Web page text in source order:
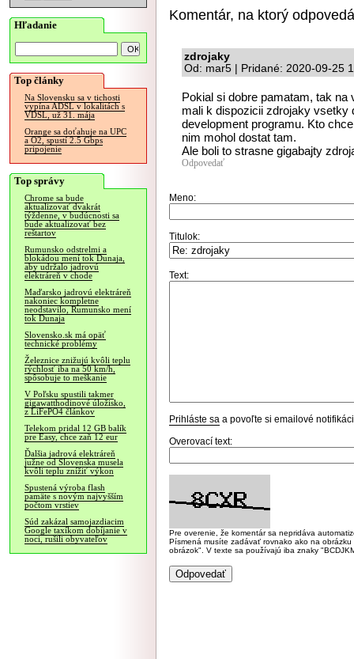
Hľadanie
Top články
Na Slovensku sa v tichosti
vypína ADSL v lokalitách s
VDSL, už 31. mája
Orange sa doťahuje na UPC
a O2, spustí 2.5 Gbps
pripojenie
Top správy
Chrome sa bude
aktualizovať dvakrát
týždenne, v budúcnosti sa
bude aktualizovať bez
reštartov
Rumunsko odstrelmi a
blokádou mení tok Dunaja,
aby udržalo jadrovú
elektráreň v chode
Maďarsko jadrovú elektráreň
nakoniec kompletne
neodstavilo, Rumunsko mení
tok Dunaja
Slovensko.sk má opäť
technické problémy
Železnice znižujú kvôli teplu
rýchlosť iba na 50 km/h,
spôsobuje to meškanie
V Poľsku spustili takmer
gigawatthodinové úložisko,
z LiFePO4 článkov
Telekom pridal 12 GB balík
pre Easy, chce zaň 12 eur
Ďalšia jadrová elektráreň
južne od Slovenska musela
kvôli teplu znížiť výkon
Spustená výroba flash
pamäte s novým najvyšším
počtom vrstiev
Súd zakázal samojazdiacim
Google taxíkom dobíjanie v
noci, rušili obyvateľov
Komentár, na ktorý
zdrojaky
Od: mar5 | Pridané: 2020-09-25
Pokial si dobre pamatam, tak
mali k dispozicii zdrojaky vsetky
development programu. Kto
nim mohol dostat tam.
Ale boli to strasne gigabajty
Odpovedať
Meno:
Titulok:
Text:
Prihláste sa a povoľte si emailové
Overovací text:
Pre overenie, že komentár sa nepridáva
Písmená musíte zadávať rovnako ako na
obrázok". V texte sa používajú iba znaky